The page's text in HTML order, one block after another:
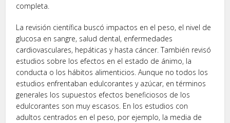
completa.
La revisión científica buscó impactos en el peso, el nivel de
glucosa en sangre, salud dental, enfermedades
cardiovasculares, hepáticas y hasta cáncer. También revisó
estudios sobre los efectos en el estado de ánimo, la
conducta o los hábitos alimenticios. Aunque no todos los
estudios enfrentaban edulcorantes y azúcar, en términos
generales los supuestos efectos beneficiosos de los
edulcorantes son muy escasos. En los estudios con
adultos centrados en el peso, por ejemplo, la media de